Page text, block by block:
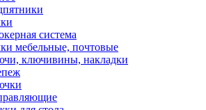
система
мебельные, почтовые
ключивины, накладки